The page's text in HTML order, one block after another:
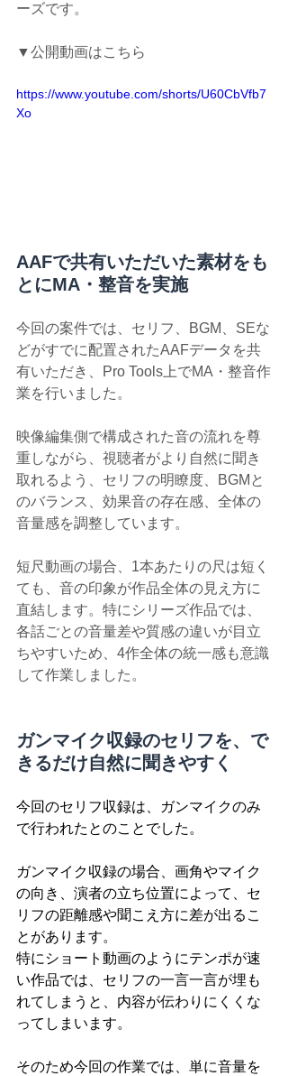
ーズです。
▼公開動画はこちら
https://www.youtube.com/shorts/U60CbVfb7
Xo
AAFで共有いただいた素材をも
とにMA・整音を実施
今回の案件では、セリフ、BGM、SEな
どがすでに配置されたAAFデータを共
有いただき、Pro Tools上でMA・整音作
業を行いました。
映像編集側で構成された音の流れを尊
重しながら、視聴者がより自然に聞き
取れるよう、セリフの明瞭度、BGMと
のバランス、効果音の存在感、全体の
音量感を調整しています。
短尺動画の場合、1本あたりの尺は短く
ても、音の印象が作品全体の見え方に
直結します。特にシリーズ作品では、
各話ごとの音量差や質感の違いが目立
ちやすいため、4作全体の統一感も意識
して作業しました。
ガンマイク収録のセリフを、で
きるだけ自然に聞きやすく
今回のセリフ収録は、ガンマイクのみ
で行われたとのことでした。
ガンマイク収録の場合、画角やマイク
の向き、演者の立ち位置によって、セ
リフの距離感や聞こえ方に差が出るこ
とがあります。
特にショート動画のようにテンポが速
い作品では、セリフの一言一言が埋も
れてしまうと、内容が伝わりにくくな
ってしまいます。
そのため今回の作業では、単に音量を